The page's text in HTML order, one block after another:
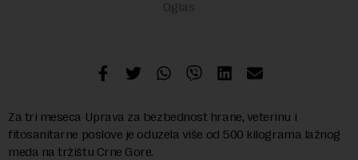
Za tri meseca Uprava za bezbednost hrane, veterinu i
fitosanitarne poslove je oduzela više od 500 kilograma lažnog
meda na tržištu Crne Gore.